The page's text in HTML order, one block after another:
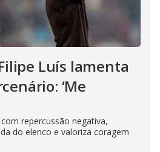
Luís lamenta
‘Me
repercussão negativa,
do elenco e valoriza coragem